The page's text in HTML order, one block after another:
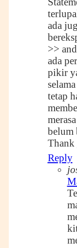
ada
>>
ada
pikir
tetap
belum
Thank
Reply